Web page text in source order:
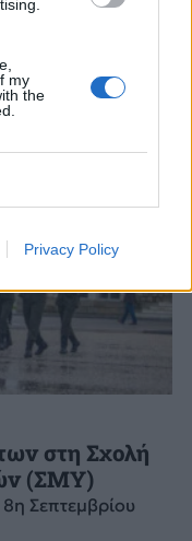
my
the
Privacy Policy
στη Σχολή
(ΣΜΥ)
Σεπτεμβρίου